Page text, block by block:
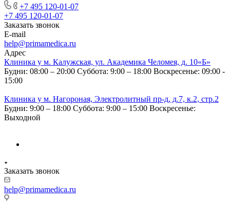
+7 495 120-01-07
+7 495 120-01-07
Заказать звонок
E-mail
help@primamedica.ru
Адрес
Клиника у м. Калужская, ул. Академика Челомея, д. 10«Б»
Будни: 08:00 – 20:00 Суббота: 9:00 – 18:00 Воскресенье: 09:00 -
15:00
Клиника у м. Нагороная, Электролитный пр-д, д.7, к.2, стр.2
Будни: 9:00 – 18:00 Суббота: 9:00 – 15:00 Воскресенье:
Выходной
Заказать звонок
help@primamedica.ru